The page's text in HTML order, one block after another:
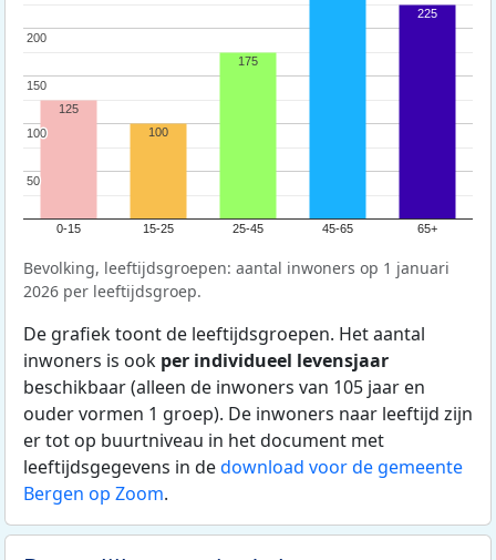
0-15 15-25 25-45 45-65 65+
50
50
100
100
150
150
200
200
125
100
175
225
Bevolking, leeftijdsgroepen: aantal inwoners op 1 januari
2026 per leeftijdsgroep.
De grafiek toont de leeftijdsgroepen. Het aantal
inwoners is ook per individueel levensjaar
beschikbaar (alleen de inwoners van 105 jaar en
ouder vormen 1 groep). De inwoners naar leeftijd zijn
er tot op buurtniveau in het document met
leeftijdsgegevens in dedownload voor de gemeente
Bergen op Zoom.